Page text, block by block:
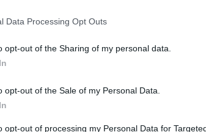
Data Processing Opt Outs
opt-out of the Sharing of my personal data.
opt-out of the Sale of my Personal Data.
opt-out of processing my Personal Data for
in queste feste di Pasqua, un milione in più
e l’economia del territorio nazionale, il 95%
a secondo l’analisi della Coldiretti/Ixè. Da Nord a
le diverse aree del Paese. E’ certamente
4 tavole su 10 (41%).